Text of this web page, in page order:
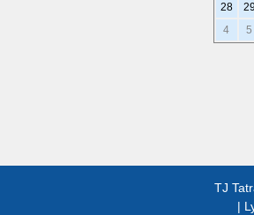
28
4
5
TJ
|